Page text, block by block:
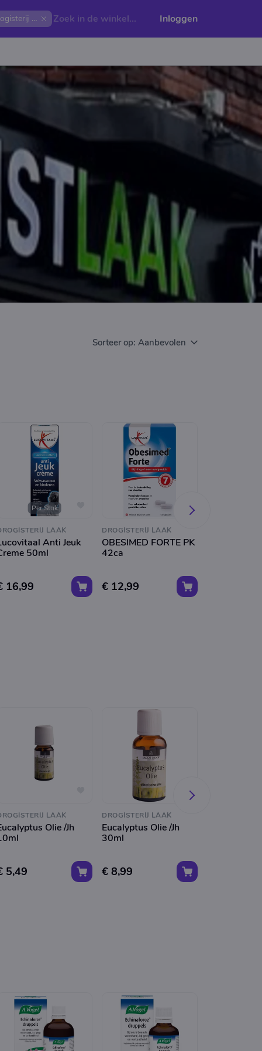
Drogisterij Laak Inloggen
Sorteer op: Aanbevolen
Per Stuk
LAAK
Anti Jeuk
50ml
16,99
DROGISTERIJ LAAK
OBESIMED FORTE PK
42ca
€ 12,99
LAAK
Olie /Jh
5,49
DROGISTERIJ LAAK
Eucalyptus Olie /Jh
30ml
€ 8,99